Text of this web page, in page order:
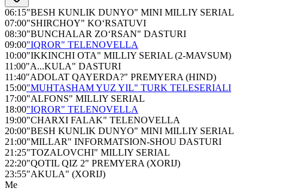
06:15"BESH KUNLIK DUNYO" MINI MILLIY SERIAL
07:00"SHIRCHOY" KO‘RSATUVI
08:30"BUNCHALAR ZO‘RSAN" DASTURI
09:00"IQROR" TELENOVELLA
10:00"IKKINCHI OTA" MILLIY SERIAL (2-MAVSUM)
11:00"A...KULA" DASTURI
11:40"ADOLAT QAYERDA?" PREMYERA (HIND)
15:00"MUHTASHAM YUZ YIL" TURK TELESERIALI
17:00"ALFONS" MILLIY SERIAL
18:00"IQROR" TELENOVELLA
19:00"CHARXI FALAK" TELENOVELLA
20:00"BESH KUNLIK DUNYO" MINI MILLIY SERIAL
21:00"MILLAR" INFORMATSION-SHOU DASTURI
21:25"TOZALOVCHI" MILLIY SERIAL
22:20"QOTIL QIZ 2" PREMYERA (XORIJ)
23:55"AKULA" (XORIJ)
Me